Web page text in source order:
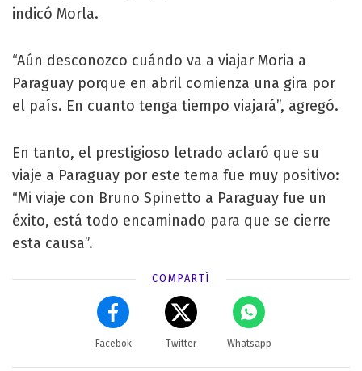
indicó Morla.
“Aún desconozco cuándo va a viajar Moria a
Paraguay porque en abril comienza una gira por
el país. En cuanto tenga tiempo viajará”, agregó.
En tanto, el prestigioso letrado aclaró que su
viaje a Paraguay por este tema fue muy positivo:
“Mi viaje con Bruno Spinetto a Paraguay fue un
éxito, está todo encaminado para que se cierre
esta causa”.
COMPARTÍ
Facebok Twitter Whatsapp